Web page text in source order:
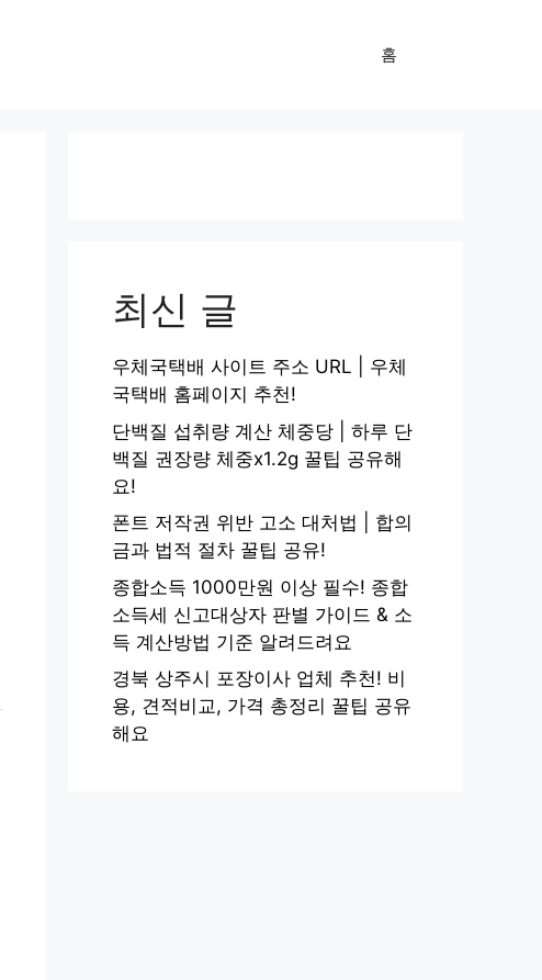
홈
최신 글
우체국택배 사이트 주소 URL | 우체
국택배 홈페이지 추천!
단백질 섭취량 계산 체중당 | 하루 단
백질 권장량 체중x1.2g 꿀팁 공유해
요!
폰트 저작권 위반 고소 대처법 | 합의
금과 법적 절차 꿀팁 공유!
종합소득 1000만원 이상 필수! 종합
소득세 신고대상자 판별 가이드 & 소
득 계산방법 기준 알려드려요
경북 상주시 포장이사 업체 추천! 비
용, 견적비교, 가격 총정리 꿀팁 공유
해요